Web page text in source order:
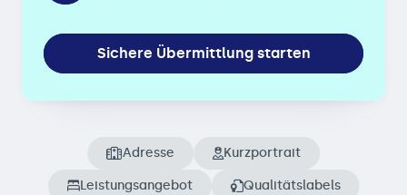
Sichere Übermittlung starten
Adresse Kurzportrait
Leistungsangebot Qualitätslabels